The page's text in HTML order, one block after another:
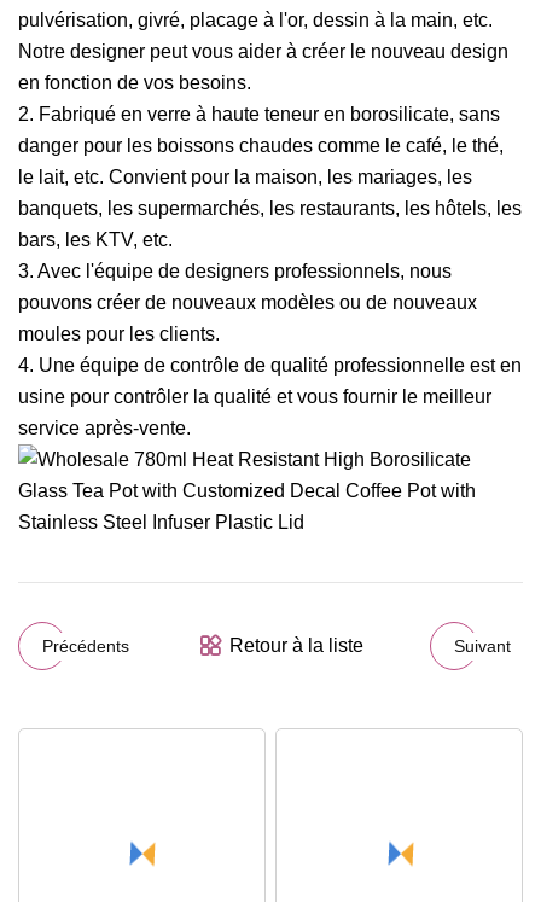
pulvérisation, givré, placage à l'or, dessin à la main, etc.
Notre designer peut vous aider à créer le nouveau design
en fonction de vos besoins.
2. Fabriqué en verre à haute teneur en borosilicate, sans
danger pour les boissons chaudes comme le café, le thé,
le lait, etc. Convient pour la maison, les mariages, les
banquets, les supermarchés, les restaurants, les hôtels, les
bars, les KTV, etc.
3. Avec l'équipe de designers professionnels, nous
pouvons créer de nouveaux modèles ou de nouveaux
moules pour les clients.
4. Une équipe de contrôle de qualité professionnelle est en
usine pour contrôler la qualité et vous fournir le meilleur
service après-vente.
Précédents Retour à la liste Suivant